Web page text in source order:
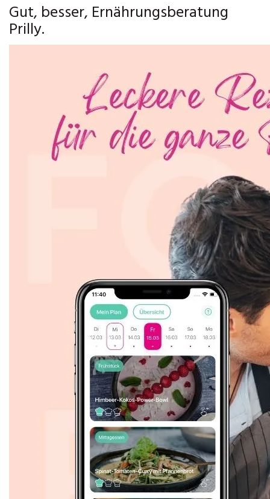
Gut, besser, Ernährungsberatung
Prilly.